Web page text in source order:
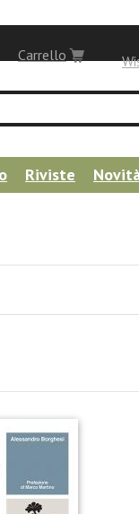
Carrello
Riviste